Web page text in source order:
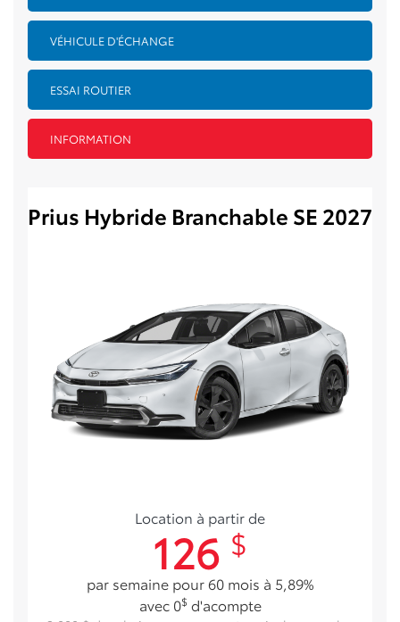
VÉHICULE D'ÉCHANGE
ESSAI ROUTIER
INFORMATION
Prius Hybride Branchable SE 2027
Location à partir de
126 $
par semaine pour 60 mois à 5,89%
avec 0$d'acompte